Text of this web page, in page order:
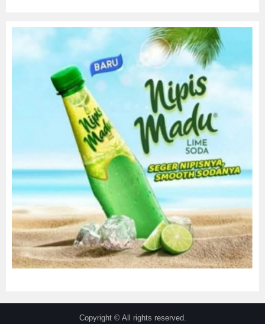
Copyright © All rights reserved.